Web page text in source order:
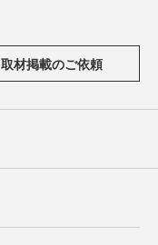
取材掲載のご依頼